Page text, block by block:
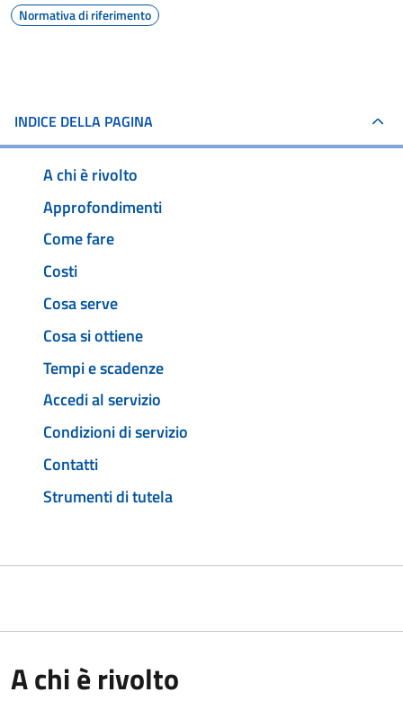
Normativa di riferimento
INDICE DELLA PAGINA
A chi è rivolto
Approfondimenti
Come fare
Costi
Cosa serve
Cosa si ottiene
Tempi e scadenze
Accedi al servizio
Condizioni di servizio
Contatti
Strumenti di tutela
A chi è rivolto